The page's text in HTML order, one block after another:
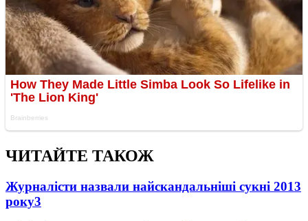
ЧИТАЙТЕ ТАКОЖ
Журналісти назвали найскандальніші сукні 2013
року3